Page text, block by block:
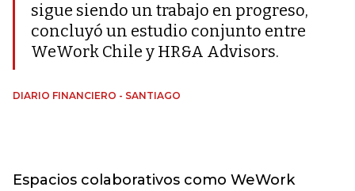
sigue siendo un trabajo en progreso,
concluyó un estudio conjunto entre
WeWork Chile y HR&A Advisors.
DIARIO FINANCIERO - SANTIAGO
Espacios colaborativos como WeWork